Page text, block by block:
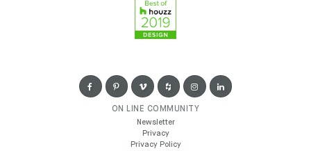
ON LINE COMMUNITY
Newsletter
Privacy
Privacy Policy